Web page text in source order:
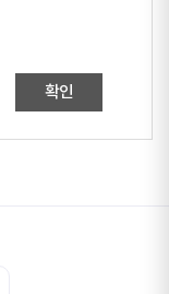
확인